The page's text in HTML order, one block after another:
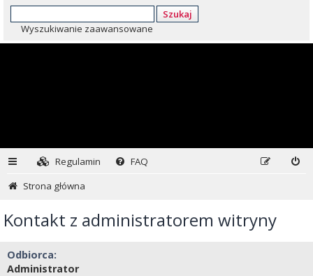
Szukaj
Wyszukiwanie zaawansowane
Regulamin
FAQ
Strona główna
Kontakt z administratorem witryny
Odbiorca:
Administrator